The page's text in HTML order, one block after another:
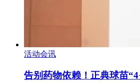
活动会讯
告别药物依赖！正典球苗